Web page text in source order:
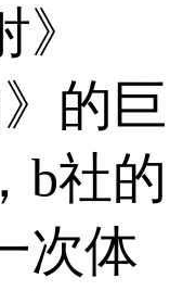
的巨
b社的
次体